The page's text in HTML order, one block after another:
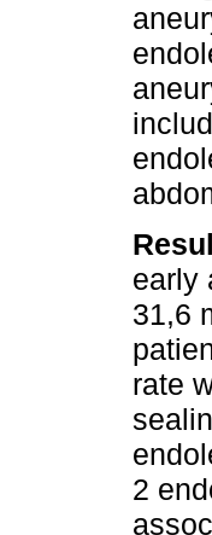
early
31,6
rate
2